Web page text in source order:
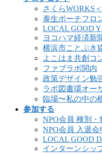
さくらWORKS
泰生ポーチフロ
LOCAL GOOD
ヨコハマ経済新
横浜市ことぶき
よこはま共創コ
ファブラボ関内
政策デザイン勉
ラボ図書環オー
臨場〜私の中の
参加する
NPO会員 種別・
NPO会員 入退会
LOCAL GOOD
インターンシッ